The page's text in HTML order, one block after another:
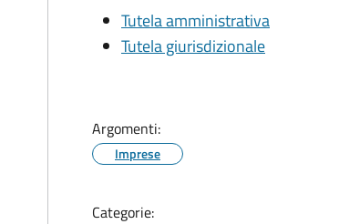
Tutela amministrativa
Tutela giurisdizionale
Argomenti:
Imprese
Categorie: